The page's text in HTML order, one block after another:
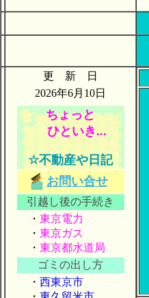
更 新 日
2026年6月10日
ちょっと
ひといき...
☆不動産や日記
お問い合せ
引越し後の手続き
・ 東京電力
・ 東京ガス
・ 東京都水道局
ゴミの出し方
・ 西東京市